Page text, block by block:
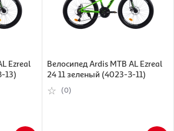
Ezreal
13)
Велосипед Ardis МТВ AL Ezreal
24 11 зеленый (4023-З-11)
(0)